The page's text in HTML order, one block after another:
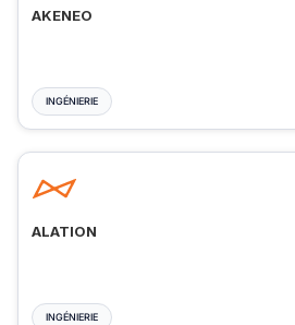
AKENEO
INGÉNIERIE
ALATION
INGÉNIERIE